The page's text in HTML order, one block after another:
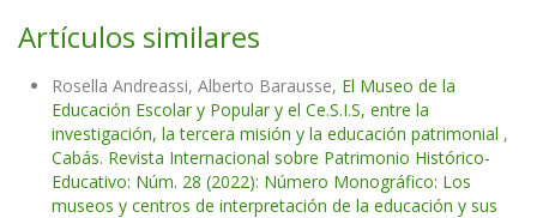
Artículos similares
Rosella Andreassi, Alberto Barausse, El Museo de la
Educación Escolar y Popular y el Ce.S.I.S, entre la
investigación, la tercera misión y la educación patrimonial ,
Cabás. Revista Internacional sobre Patrimonio Histórico-
Educativo: Núm. 28 (2022): Número Monográfico: Los
museos y centros de interpretación de la educación y sus